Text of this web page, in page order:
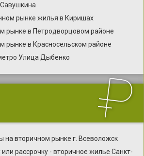
рынке жилья в Киришах
рынке в Петродворцовом районе
рынке в Красносельском районе
Улица Дыбенко
на вторичном рынке г. Всеволожск
или рассрочку - вторичное жилье Санкт-